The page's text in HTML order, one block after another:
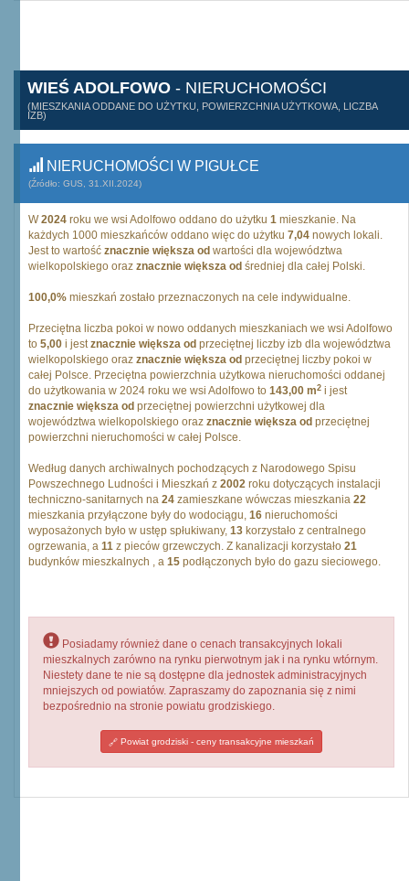
WIEŚ ADOLFOWO - NIERUCHOMOŚCI
(MIESZKANIA ODDANE DO UŻYTKU, POWIERZCHNIA UŻYTKOWA, LICZBA
IZB)
NIERUCHOMOŚCI W PIGUŁCE
(Źródło: GUS, 31.XII.2024)
W2024 roku we wsi Adolfowo oddano do użytku 1 mieszkanie. Na
każdych 1000 mieszkańców oddano więc do użytku 7,04 nowych lokali.
Jest to wartość znacznie większa od wartości dla województwa
wielkopolskiego oraz znacznie większa od średniej dla całej Polski.
100,0% mieszkań zostało przeznaczonych na cele indywidualne.
Przeciętna liczba pokoi w nowo oddanych mieszkaniach we wsi Adolfowo
to 5,00 i jestznacznie większa od przeciętnej liczby izb dla województwa
wielkopolskiego oraz znacznie większa od przeciętnej liczby pokoi w
całej Polsce. Przeciętna powierzchnia użytkowa nieruchomości oddanej
do użytkowania w 2024 roku we wsi Adolfowo to 143,00 m2 i jest
znacznie większa od przeciętnej powierzchni użytkowej dla
województwa wielkopolskiego oraz znacznie większa od przeciętnej
powierzchni nieruchomości w całej Polsce.
Według danych archiwalnych pochodzących z Narodowego Spisu
Powszechnego Ludności i Mieszkań z 2002 roku dotyczących instalacji
techniczno-sanitarnych na 24 zamieszkane wówczas mieszkania 22
mieszkania przyłączone były do wodociągu, 16 nieruchomości
wyposażonych było w ustęp spłukiwany, 13 korzystało z centralnego
ogrzewania, a 11 z pieców grzewczych. Z kanalizacji korzystało 21
budynków mieszkalnych , a 15 podłączonych było do gazu sieciowego.
Posiadamy również dane o cenach transakcyjnych lokali
mieszkalnych zarówno na rynku pierwotnym jak i na rynku wtórnym.
Niestety dane te nie są dostępne dla jednostek administracyjnych
mniejszych od powiatów. Zapraszamy do zapoznania się z nimi
bezpośrednio na stronie powiatu grodziskiego.
Powiat grodziski - ceny transakcyjne mieszkań